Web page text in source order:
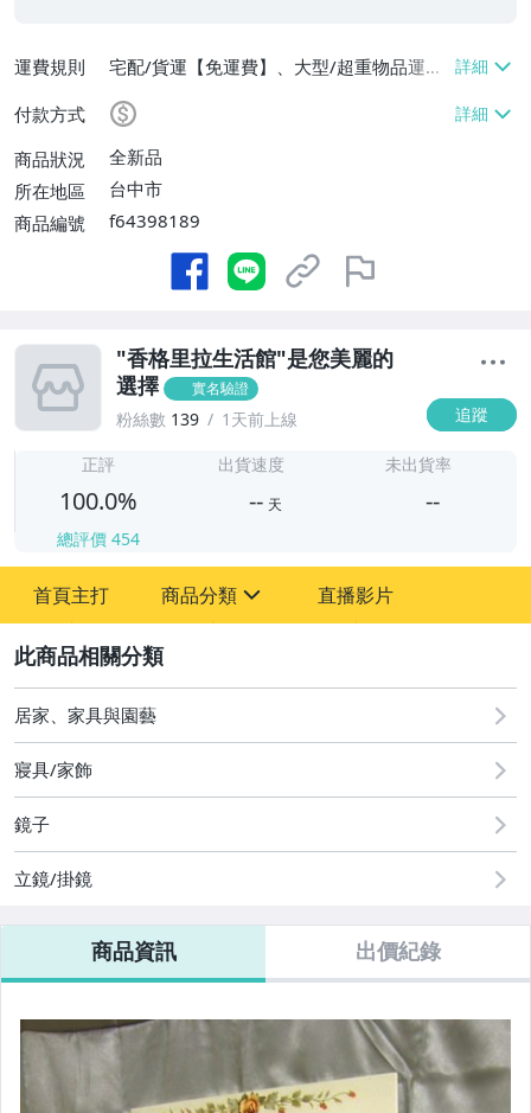
運費規則
宅配/貨運【免運費】、大型/超重物品運送
【免運費】、郵局掛號【免運費】、低溫配
送【免運費】
付款方式
商品狀況
全新品
所在地區
台中市
商品編號
f64398189
"香格里拉生活館"是您美麗的
選擇
實名驗證
粉絲數 139 1天前上線 追蹤
正評
100.0%
總評價 454
出貨速度
-- 天
未出貨率
--
首頁主打 商品分類
圖書/影音/文具
手機、配件與通訊
居家、家具與園藝
運動、戶外與休閒
直播影片
居家、家具與園藝
寢具/家飾
鏡子
立鏡/掛鏡
商品資訊 出價紀錄